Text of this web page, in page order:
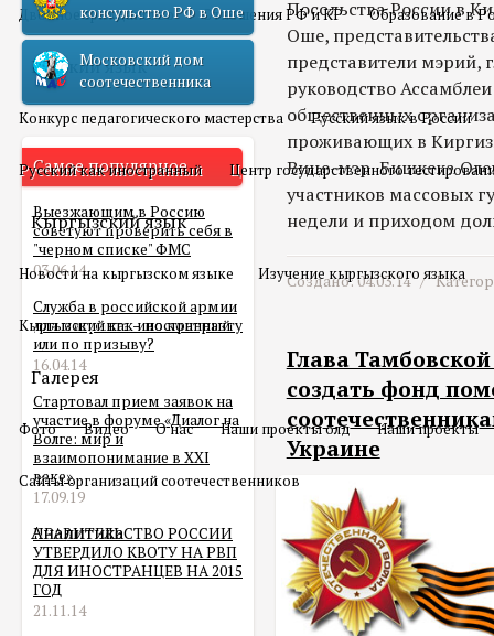
Двойное гражданство Отношения РФ и КР Образование в
Русский язык
Конкурс педагогического мастерства Русский язык в России
Русский как иностранный Центр государственного
Кыргызский язык
Новости на кыргызском языке Изучение кыргызского языка
Кыргызский как иностранный
Галерея
Фото Видео О нас Наши проекты олд Наши проекты
Сайты организаций соотечественников
Аналитика
консульство РФ в Оше
Московский дом
соотечественника
Самое популярное
Выезжающим в Россию
советуют проверить себя в
"черном списке" ФМС
03.06.14
Служба в российской армии
для мигранта – по контракту
или по призыву?
16.04.14
Стартовал прием заявок на
участие в форуме «Диалог на
Волге: мир и
взаимопонимание в XXI
веке»
17.09.19
ПРАВИТЕЛЬСТВО РОССИИ
УТВЕРДИЛО КВОТУ НА РВП
ДЛЯ ИНОСТРАНЦЕВ НА 2015
ГОД
21.11.14
Посольства России в
Оше,
представители мэрий,
руководство
общественных
проживающих в
Вице-мэр Бишкека
участников массовых
недели и приходом
Создано: 04.03.14 /
Глава
создать фонд
Украине